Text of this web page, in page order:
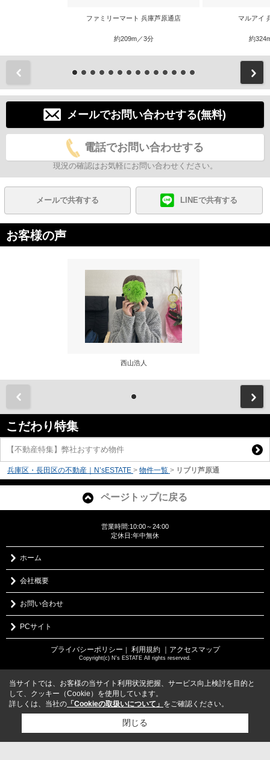
ファミリーマート 兵庫芦原通店
約209m／3分
マルアイ
約
メールでお問い合わせする(無料)
電話でお問い合わせする
現況の確認はお気軽にお問い合わせください。
メールで共有する LINEで共有する
お客様の声
西山浩人
こだわり特集
【不動産特集】弊社おすすめ物件
兵庫区・長田区の不動産｜N’sESTATE > 物件一覧 > リブリ芦原通
ページトップに戻る
営業時間:10:00～24:00
定休日:年中無休
ホーム
会社概要
お問い合わせ
PCサイト
プライバシーポリシー 利用規約 ｜アクセスマップ
Copyright(c) N's ESTATE All rights reserved.
当サイトでは、お客様の当サイト利用状況把握、サービス向上検討を目的と
して、クッキー（Cookie）を使用しています。
詳しくは、当社の 「Cookieの取扱いについて」 をご確認ください。
閉じる